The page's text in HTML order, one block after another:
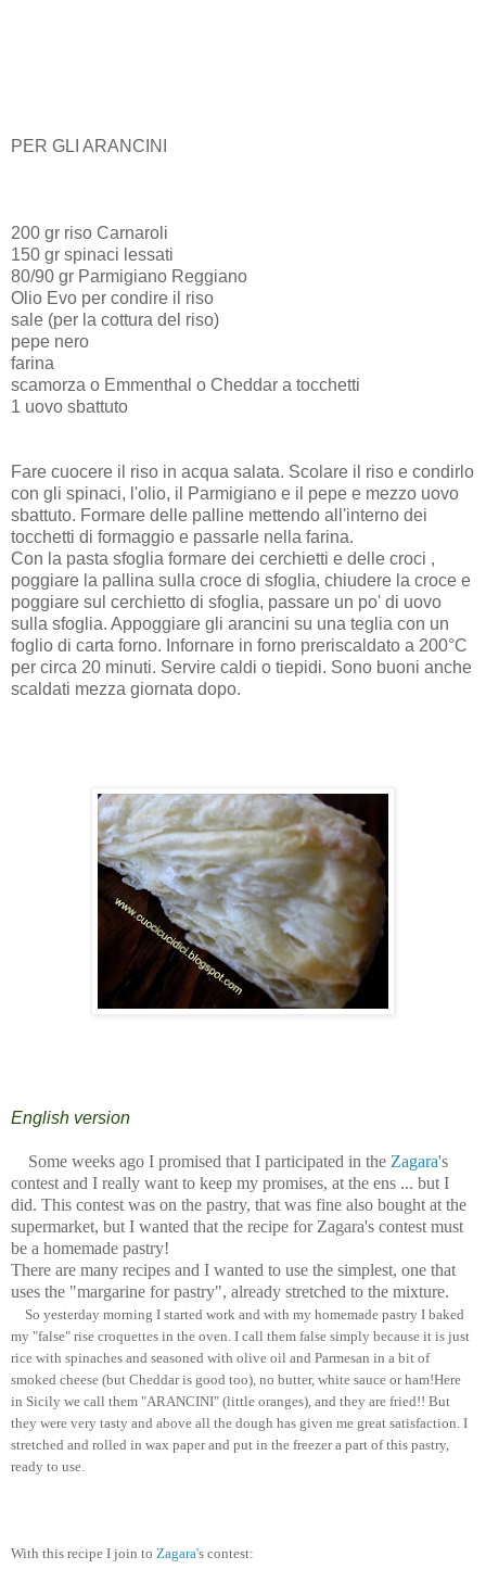
PER GLI ARANCINI
200 gr riso Carnaroli
150 gr spinaci lessati
80/90 gr Parmigiano Reggiano
Olio Evo per condire il riso
sale (per la cottura del riso)
pepe nero
farina
scamorza o Emmenthal o Cheddar a tocchetti
1 uovo sbattuto
Fare cuocere il riso in acqua salata. Scolare il riso e condirlo
con gli spinaci, l'olio, il Parmigiano e il pepe e mezzo uovo
sbattuto. Formare delle palline mettendo all'interno dei
tocchetti di formaggio e passarle nella farina.
Con la pasta sfoglia formare dei cerchietti e delle croci ,
poggiare la pallina sulla croce di sfoglia, chiudere la croce e
poggiare sul cerchietto di sfoglia, passare un po' di uovo
sulla sfoglia. Appoggiare gli arancini su una teglia con un
foglio di carta forno. Infornare in forno preriscaldato a 200°C
per circa 20 minuti. Servire caldi o tiepidi. Sono buoni anche
scaldati mezza giornata dopo.
English version
Some weeks ago I promised that I participated in the Zagara's
contest and I really want to keep my promises, at the ens ... but I
did. This contest was on the pastry, that was fine also bought at the
supermarket, but I wanted that the recipe for Zagara's contest must
be a homemade pastry!
There are many recipes and I wanted to use the simplest, one that
uses the "margarine for pastry", already stretched to the mixture.
So yesterday morning I started work and with my homemade pastry I baked
my "false" rise croquettes in the oven. I call them false simply because it is just
rice with spinaches and seasoned with olive oil and Parmesan in a bit of
smoked cheese (but Cheddar is good too), no butter, white sauce or ham!Here
in Sicily we call them "ARANCINI" (little oranges), and they are fried!! But
they were very tasty and above all the dough has given me great satisfaction. I
stretched and rolled in wax paper and put in the freezer a part of this pastry,
ready to use.
With this recipe I join to Zagara's contest: